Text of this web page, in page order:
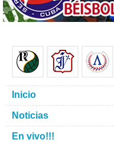
Inicio
Noticias
En vivo!!!